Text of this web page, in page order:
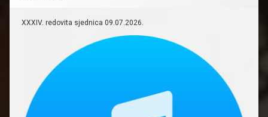
XXXIV. redovita sjednica 09.07.2026.